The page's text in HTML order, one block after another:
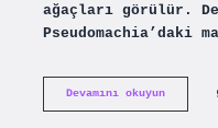
ağaçları görülür.
Pseudomachia’daki
Devamını okuyunMaki